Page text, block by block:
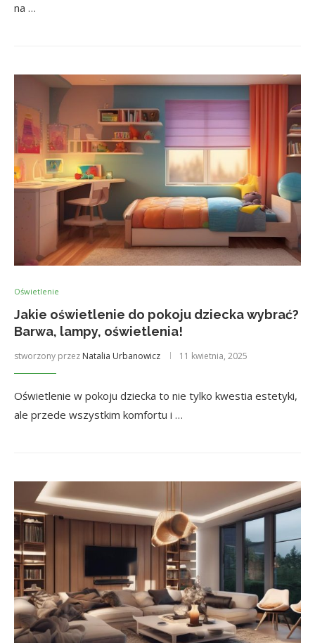
na …
Oświetlenie
Jakie oświetlenie do pokoju dziecka wybrać?
Barwa, lampy, oświetlenia!
stworzony przez Natalia Urbanowicz 11 kwietnia, 2025
Oświetlenie w pokoju dziecka to nie tylko kwestia estetyki,
ale przede wszystkim komfortu i …